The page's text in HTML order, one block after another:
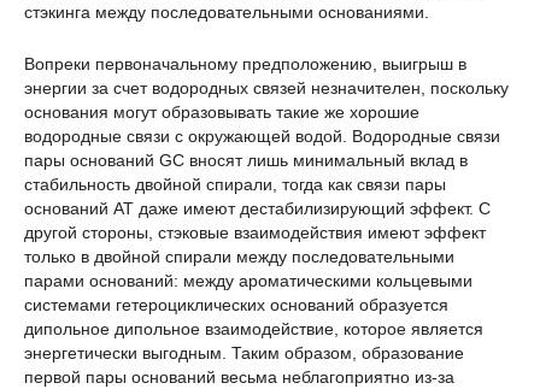
стэкинга между последовательными основаниями.
Вопреки первоначальному предположению, выигрыш в
энергии за счет водородных связей незначителен, поскольку
основания могут образовывать такие же хорошие
водородные связи с окружающей водой. Водородные связи
пары оснований GC вносят лишь минимальный вклад в
стабильность двойной спирали, тогда как связи пары
оснований AT даже имеют дестабилизирующий эффект. С
другой стороны, стэковые взаимодействия имеют эффект
только в двойной спирали между последовательными
парами оснований: между ароматическими кольцевыми
системами гетероциклических оснований образуется
дипольное дипольное взаимодействие, которое является
энергетически выгодным. Таким образом, образование
первой пары оснований весьма неблагоприятно из-за